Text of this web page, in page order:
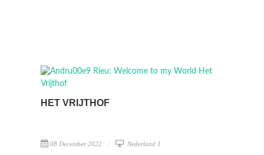
HET VRIJTHOF
08 December 2022 Nederland 1